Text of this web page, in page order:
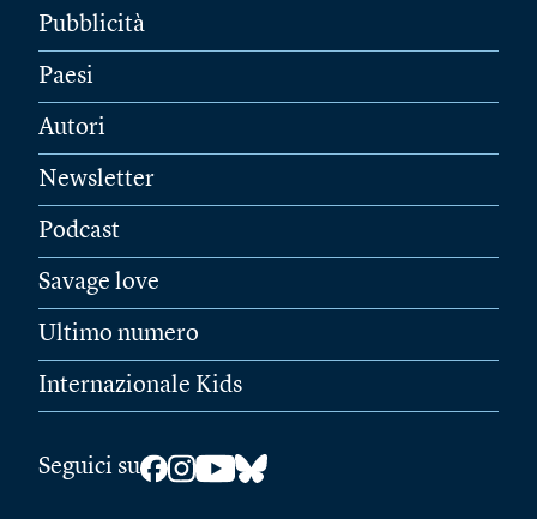
Pubblicità
Paesi
Autori
Newsletter
Podcast
Savage love
Ultimo numero
Internazionale Kids
Seguici su